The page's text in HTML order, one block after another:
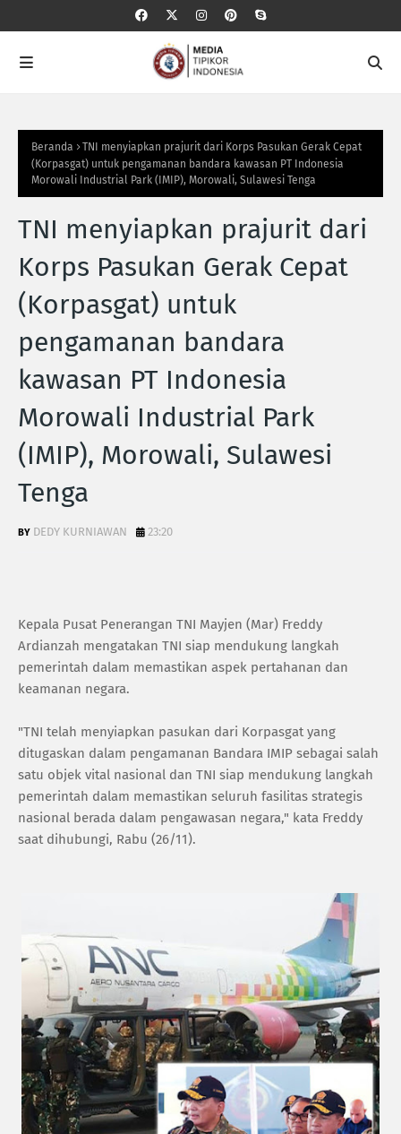
Beranda
TNI menyiapkan prajurit dari Korps Pasukan Gerak Cepat
(Korpasgat) untuk pengamanan bandara kawasan PT Indonesia
Morowali Industrial Park (IMIP), Morowali, Sulawesi Tenga
TNI menyiapkan prajurit dari
Korps Pasukan Gerak Cepat
(Korpasgat) untuk
pengamanan bandara
kawasan PT Indonesia
Morowali Industrial Park
(IMIP), Morowali, Sulawesi
Tenga
DEDY KURNIAWAN 23:20
Kepala Pusat Penerangan TNI Mayjen (Mar) Freddy
Ardianzah mengatakan TNI siap mendukung langkah
pemerintah dalam memastikan aspek pertahanan dan
keamanan negara.
"TNI telah menyiapkan pasukan dari Korpasgat yang
ditugaskan dalam pengamanan Bandara IMIP sebagai salah
satu objek vital nasional dan TNI siap mendukung langkah
pemerintah dalam memastikan seluruh fasilitas strategis
nasional berada dalam pengawasan negara," kata Freddy
saat dihubungi, Rabu (26/11).